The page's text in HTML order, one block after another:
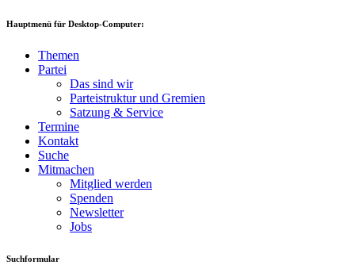
Hauptmenü für Desktop-Computer:
Themen
Partei
Das sind wir
Parteistruktur und Gremien
Satzung & Service
Termine
Kontakt
Suche
Mitmachen
Mitglied werden
Spenden
Newsletter
Jobs
Suchformular